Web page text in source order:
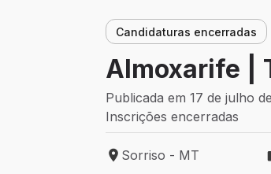
Candidaturas encerradas
Almoxarife |
Publicada em 17 de julho
Inscrições encerradas
Local de trabalho: Sorriso
Sorriso - MT